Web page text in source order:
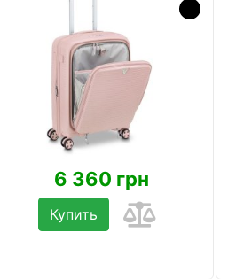
6 360 грн
Купить